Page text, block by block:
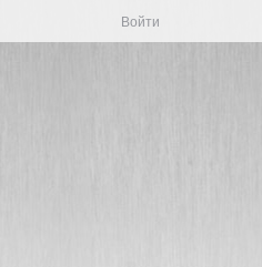
Войти